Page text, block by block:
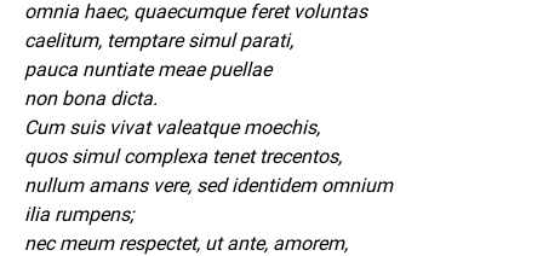
omnia haec, quaecumque feret voluntas
caelitum, temptare simul parati,
pauca nuntiate meae puellae
non bona dicta.
Cum suis vivat valeatque moechis,
quos simul complexa tenet trecentos,
nullum amans vere, sed identidem omnium
ilia rumpens;
nec meum respectet, ut ante, amorem,